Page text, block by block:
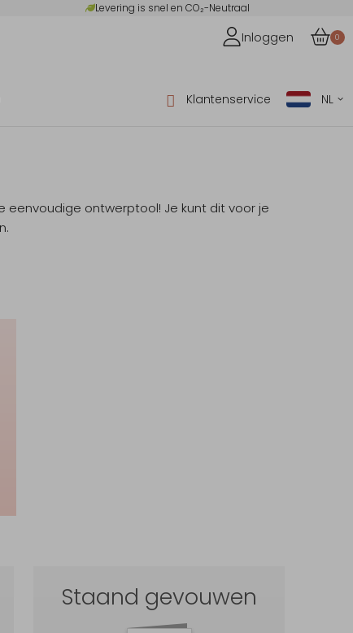
Levering is snel en CO₂-Neutraal
Inloggen 0
Klantenservice NL
eenvoudige ontwerptool! Je kunt dit voor je
Staand gevouwen